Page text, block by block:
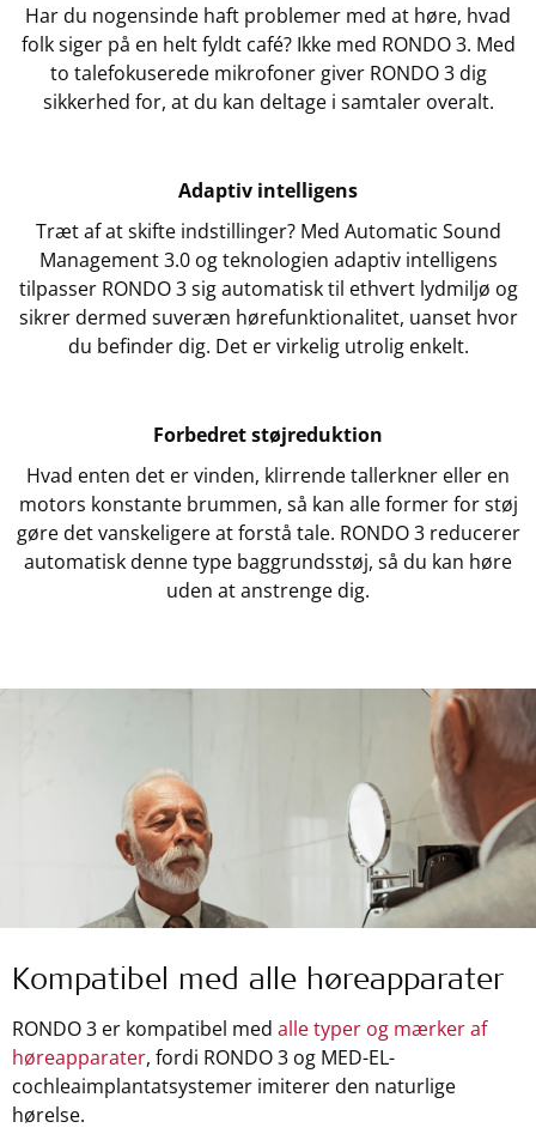
Har du nogensinde haft problemer med at høre, hvad
folk siger på en helt fyldt café? Ikke med RONDO 3. Med
to talefokuserede mikrofoner giver RONDO 3 dig
sikkerhed for, at du kan deltage i samtaler overalt.
Adaptiv intelligens
Træt af at skifte indstillinger? Med Automatic Sound
Management 3.0 og teknologien adaptiv intelligens
tilpasser RONDO 3 sig automatisk til ethvert lydmiljø og
sikrer dermed suveræn hørefunktionalitet, uanset hvor
du befinder dig. Det er virkelig utrolig enkelt.
Forbedret støjreduktion
Hvad enten det er vinden, klirrende tallerkner eller en
motors konstante brummen, så kan alle former for støj
gøre det vanskeligere at forstå tale. RONDO 3 reducerer
automatisk denne type baggrundsstøj, så du kan høre
uden at anstrenge dig.
Kompatibel med alle høreapparater
RONDO 3 er kompatibel med alle typer og mærker af
høreapparater, fordi RONDO 3 og MED-EL-
cochleaimplantatsystemer imiterer den naturlige
hørelse.